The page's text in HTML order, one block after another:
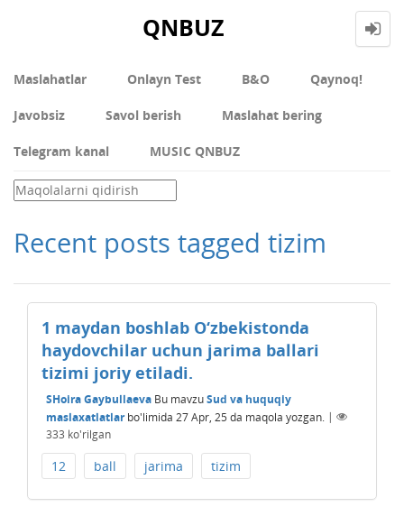
QNBUZ
Maslahatlar Onlayn Test В&О Qaynoq!
Javobsiz Savol berish Maslahat bering
Telegram kanal MUSIC QNBUZ
Recent posts tagged tizim
1 maydan boshlab O‘zbekistonda
haydovchilar uchun jarima ballari
tizimi joriy etiladi.
SHoira Gaybullaeva Bu mavzuSud va huquqiy
maslaxatlatlarbo'limida 27 Apr, 25 da maqola yozgan. |
333 ko'rilgan
12 ball jarima tizim